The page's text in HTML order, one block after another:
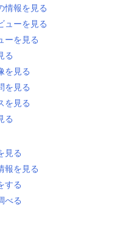
情報を見る
ューを見る
ーを見る
る
を見る
を見る
を見る
る
見る
報を見る
する
べる